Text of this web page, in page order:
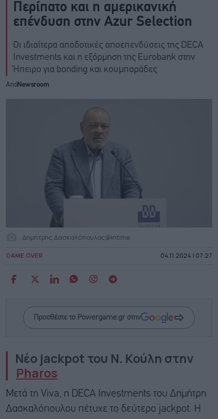
Περίπατο και η αμερικανική
επένδυση στην Azur Selection
Οι ιδιαίτερα αποδοτικές αποεπενδύσεις της DECA
Investments και η εξόρμηση της Eurobank στην
Ήπειρο για bonding και κουμπαράδες
ΑπόNewsroom
Δημήτρης Δασκαλόπουλος@intime
GAME OVER 04.11.2024 | 07:27
Προσθέστε το Powergame.gr στην
Νέο jackpot του Ν. Κούλη στην
Pharos
Μετά τη Viva, η DECA Investments του Δημήτρη
Δασκαλόπουλου πέτυχε το δεύτερο jackpot. H